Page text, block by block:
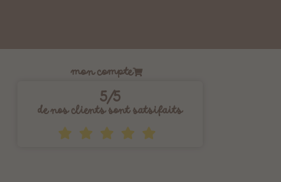
mon compte
5/5
de nos clients sont satsifaits